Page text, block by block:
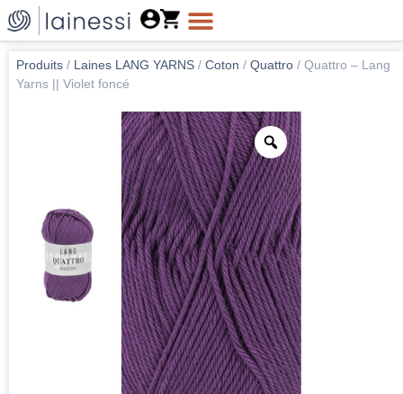
Produits / Laines LANG YARNS / Coton / Quattro / Quattro – Lang
Yarns || Violet foncé